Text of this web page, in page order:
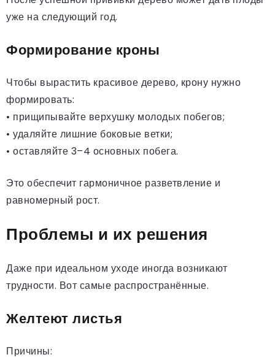
уже на следующий год.
Формирование кроны
Чтобы вырастить красивое дерево, крону нужно
формировать:
• прищипывайте верхушку молодых побегов;
• удаляйте лишние боковые ветки;
• оставляйте 3–4 основных побега.
Это обеспечит гармоничное разветвление и
равномерный рост.
Проблемы и их решения
Даже при идеальном уходе иногда возникают
трудности. Вот самые распространённые.
Желтеют листья
Причины: